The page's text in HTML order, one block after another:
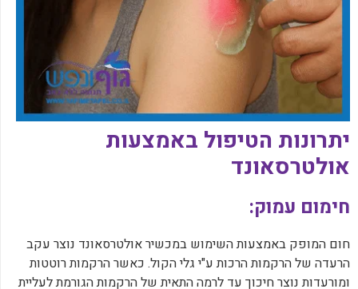
יתרונות הטיפול באמצעות
אולטרסאונד
חימום עמוק:
חום המופק באמצעות השימוש במכשיר אולטרסאונד נוצר עקב
הרעדה של הרקמות הרכות ע"י גלי הקול. כאשר הרקמות רוטטות
ומורעדות נוצר חיכוך עד לרמה התאית של הרקמות הגורמת לעליית